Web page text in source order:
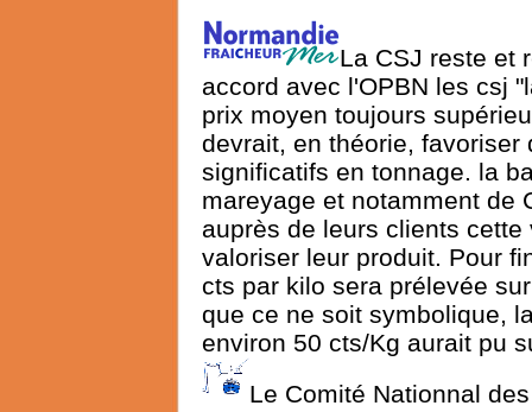
La CSJ reste et
accord avec l'OPBN les csj
prix moyen toujours
devrait, en théorie,
significatifs en tonnage. la
mareyage et notamment de
auprès de leurs clients
valoriser leur produit. Pour
cts par kilo sera prélevée
que ce ne soit symbolique,
environ 50 cts/Kg aurait pu
Le Comité Nationnal